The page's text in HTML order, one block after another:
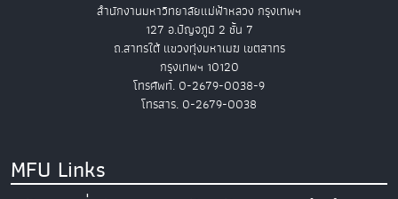
สำนักงานมหาวิทยาลัยแม่ฟ้าหลวง กรุงเทพฯ
127 อ.ปัญจภูมิ 2 ชั้น 7
ถ.สาทรใต้ แขวงทุ่งมหาเมฆ เขตสาทร
กรุงเทพฯ 10120
โทรศัพท์. 0-2679-0038-9
โทรสาร. 0-2679-0038
MFU Links